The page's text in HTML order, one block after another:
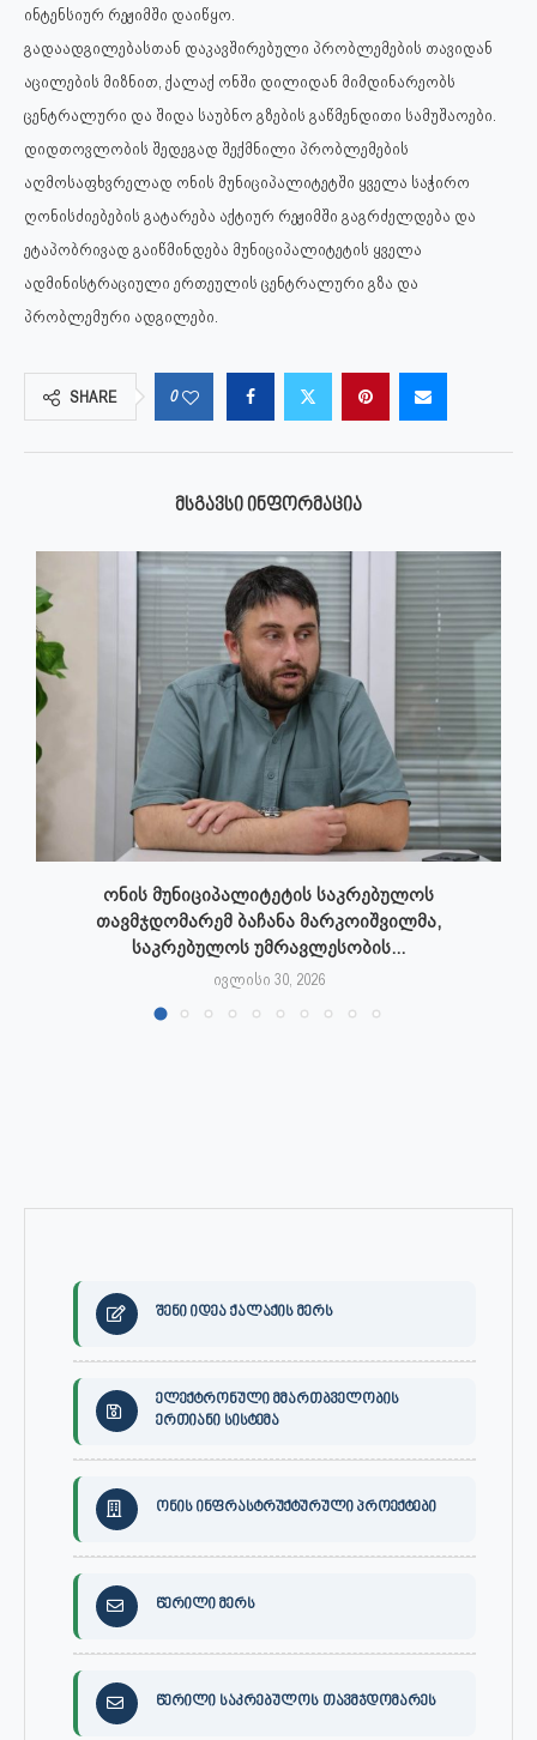
ინტენსიურ რეჟიმში დაიწყო.
გადაადგილებასთან დაკავშირებული პრობლემების თავიდან
აცილების მიზნით, ქალაქ ონში დილიდან მიმდინარეობს
ცენტრალური და შიდა საუბნო გზების გაწმენდითი სამუშაოები.
დიდთოვლობის შედეგად შექმნილი პრობლემების
აღმოსაფხვრელად ონის მუნიციპალიტეტში ყველა საჭირო
ღონისძიებების გატარება აქტიურ რეჟიმში გაგრძელდება და
ეტაპობრივად გაიწმინდება მუნიციპალიტეტის ყველა
ადმინისტრაციული ერთეულის ცენტრალური გზა და
პრობლემური ადგილები.
SHARE 0
ᲛᲡᲒᲐᲕᲡᲘ ᲘᲜᲤᲝᲠᲛᲐᲪᲘᲐ
ონის მუნიციპალიტეტის საკრებულოს
თავმჯდომარემ ბაჩანა მარკოიშვილმა,
საკრებულოს უმრავლესობის...
ივლისი 30, 2026
შენი იდეა ქალაქის მერს
ელექტრონული მმართბველობის
ერთიანი სისტემა
ონის ინფრასტრუქტურული პროექტები
წერილი მერს
წერილი საკრებულოს თავმჯდომარეს